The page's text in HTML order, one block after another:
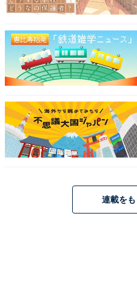
ド役に抜てき。その後、ド
日系）など人気作に数多く
回答者からは、「モデルと
いいお兄さんでアイドル出
都・50代男性）などの声が
※回答者のコメントは原文マ
＞次ページ：8位までの全ラ
連載を